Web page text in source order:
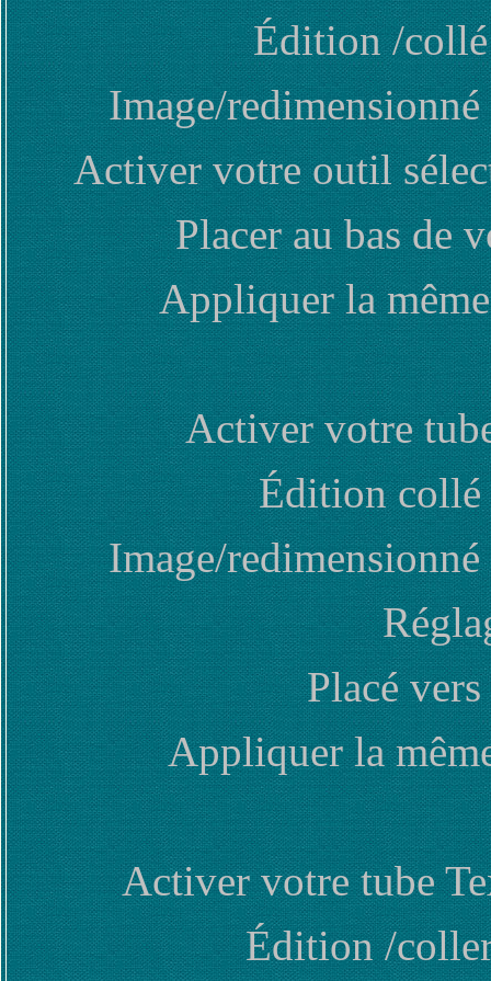
Édition /collé
Image/
Activer votre outil
Placer au bas de
Appliquer la
Activer votre
Édition collé
Image/
Placé
Appliquer la
Activer votre tube
Édition /